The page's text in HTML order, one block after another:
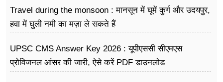
अन्य खबरें
Travel during the monsoon : मानसून में घूमें कुर्ग और उदयपुर,
हवा में घुली नमी का मज़ा ले सकते हैं
UPSC CMS Answer Key 2026 : यूपीएससी सीएमएस
प्रोविजनल आंसर की जारी, ऐसे करें PDF डाउनलोड